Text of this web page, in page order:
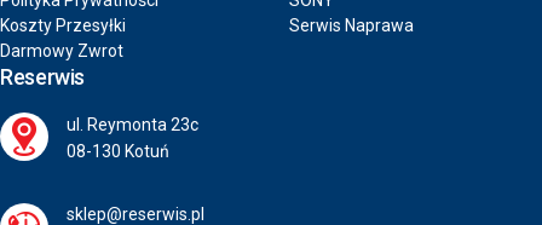
Koszty Przesyłki
Darmowy Zwrot
Serwis Naprawa
Reserwis
ul. Reymonta 23c
08-130 Kotuń
sklep@reserwis.pl